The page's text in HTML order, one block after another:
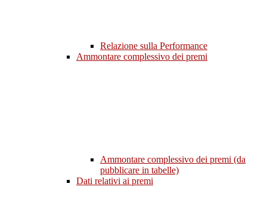
Relazione sulla Performance
Ammontare complessivo dei premi
Ammontare complessivo dei premi (da
pubblicare in tabelle)
Dati relativi ai premi